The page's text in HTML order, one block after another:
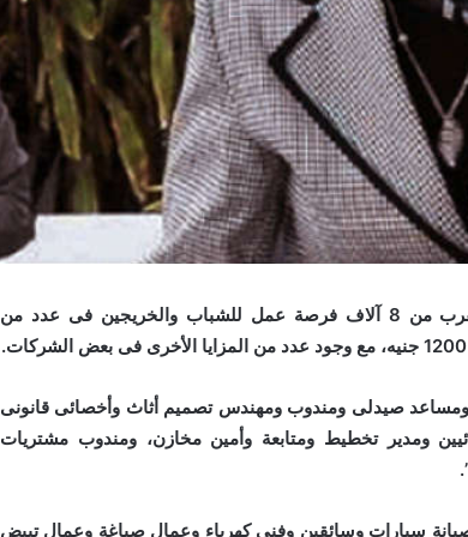
أعلنت وزارة القوى العاملة والهجرة عن توفير ما يقرب من 8 آلاف فرصة عمل للشباب والخريجين فى عدد من
ومساعد صيدلى ومندوب ومهندس تصميم أثاث وأخصائى قانونى
ومدير تخطيط ومتابعة وأمين مخازن، ومندوب مشتريات
سيارات وسائقين وفنى كهرباء وعمال صباغة وعمال تبيض